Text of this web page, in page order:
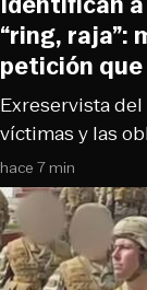
hace 7 min
Exreservista
víctimas y las
“ring, raja”:
petición